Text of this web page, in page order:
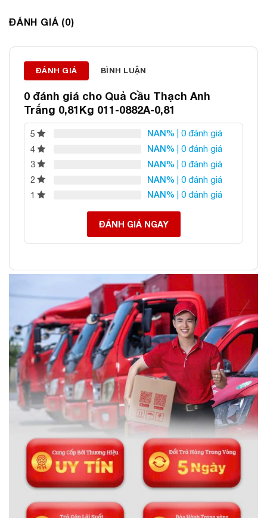
Địa chỉ: 60/69 Bùi Huy Bích, Hoàng Mai, Hà Nội
ĐÁNH GIÁ (0)
ĐÁNH GIÁ BÌNH LUẬN
0 đánh giá cho Quả Cầu Thạch Anh
Trắng 0,81Kg 011-0882A-0,81
5 NAN% | 0 đánh giá
4
NAN% | 0 đánh giá
3
NAN% | 0 đánh giá
2
NAN% | 0 đánh giá
1
NAN% | 0 đánh giá
ĐÁNH GIÁ NGAY